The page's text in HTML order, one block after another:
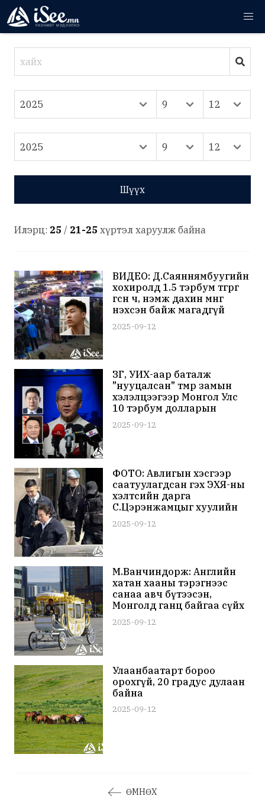
Шүүх
Илэрц: 25 / 21-25 хүртэл харуулж байна
ВИДЕО: Д.Саяннямбуугийн
хохиролд 1.5 тэрбум төгрөг
өгсөн ч, нэмж дахин мөнгө
нэхсэн байж магадгүй
байна
2025-09-12
ЗГ, УИХ-аар баталж
"нууцалсан" төмөр замын
хэлэлцээгээр Монгол Улс
10 тэрбум долларын
алдагдал хүлээж, коксжих
нүүрсээ 40 доллараар
2025-09-12
ФОТО: Авлигын хэсгээр
саатуулагдсан гэх ЭХЯ-ны
хэлтсийн дарга
С.Цэрэнжамцыг хуулийн
зураг нийтлэгджээ
2025-09-12
М.Ванчиндорж: Английн
хатан хааны тэрэгнээс
санаа авч бүтээсэн,
Монголд ганц байгаа сүйх
тэргээрээ хоёр сарын
дотор 16 хуриманд явсан
2025-09-12
Улаанбаатарт бороо
орохгүй, 20 градус дулаан
байна
2025-09-12
ӨМНӨХ